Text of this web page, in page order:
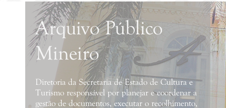
Arquivo Público
Mineiro
Diretoria da Secretaria de Estado de Cultura e
Turismo responsável por planejar e coordenar a
gestão de documentos, executar o recolhimento,